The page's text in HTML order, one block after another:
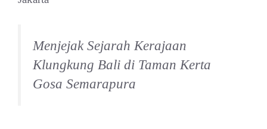
Menjejak Sejarah Kerajaan
Klungkung Bali di Taman Kerta
Gosa Semarapura